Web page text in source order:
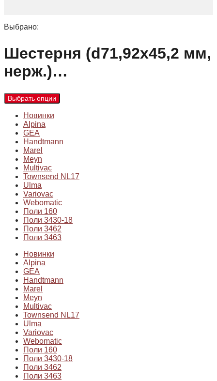
Выбрано:
Шестерня (d71,92х45,2 мм,
нерж.)…
Выбрать опции
Новинки
Alpina
GEA
Handtmann
Marel
Meyn
Multivac
Townsend NL17
Ulma
Variovac
Webomatic
Поли 160
Поли 3430-18
Поли 3462
Поли 3463
Новинки
Alpina
GEA
Handtmann
Marel
Meyn
Multivac
Townsend NL17
Ulma
Variovac
Webomatic
Поли 160
Поли 3430-18
Поли 3462
Поли 3463